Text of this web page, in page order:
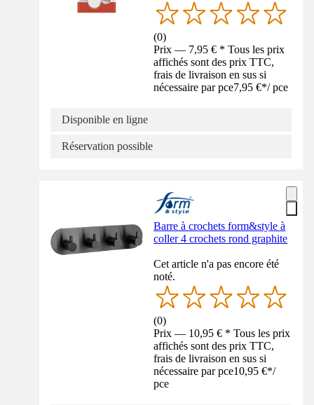
(0)
Prix — 7,95 € * Tous les prix
affichés sont des prix TTC,
frais de livraison en sus si
nécessaire par pce7,95 €*/ pce
Disponible en ligne
Réservation possible
Barre à crochets form&style à
coller 4 crochets rond graphite
Cet article n'a pas encore été
noté.
(0)
Prix — 10,95 € * Tous les prix
affichés sont des prix TTC,
frais de livraison en sus si
nécessaire par pce10,95 €*/
pce